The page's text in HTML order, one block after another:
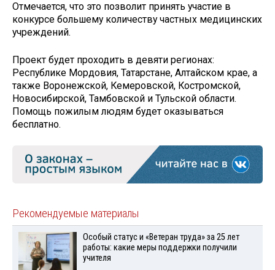
Отмечается, что это позволит принять участие в
конкурсе большему количеству частных медицинских
учреждений.
Проект будет проходить в девяти регионах:
Республике Мордовия, Татарстане, Алтайском крае, а
также Воронежской, Кемеровской, Костромской,
Новосибирской, Тамбовской и Тульской области.
Помощь пожилым людям будет оказываться
бесплатно.
Рекомендуемые материалы
Особый статус и «Ветеран труда» за 25 лет
работы: какие меры поддержки получили
учителя